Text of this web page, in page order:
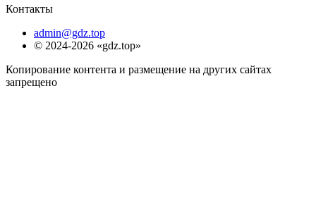
Контакты
admin@gdz.top
© 2024-2026 «gdz.top»
Копирование контента и размещение на других сайтах
запрещено